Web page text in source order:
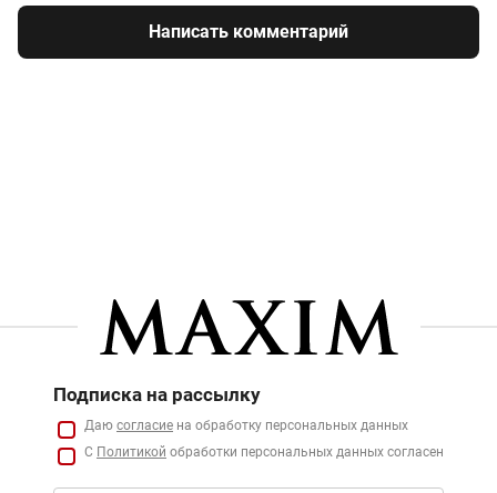
Написать комментарий
Подписка на рассылку
Даю согласие на обработку персональных данных
С Политикой обработки персональных данных согласен